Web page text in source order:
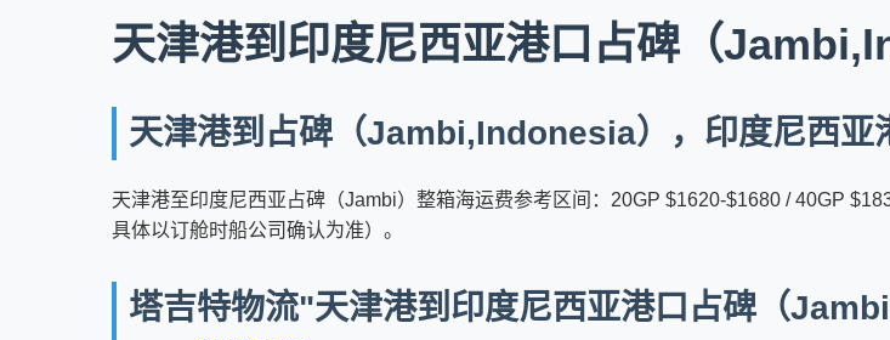
天津港到印度尼西亚港口占碑（
天津港到占碑（Jambi,Indonesia），印度尼西亚
天津港至印度尼西亚占碑（Jambi）整箱海运费参考区间：20GP $1620-$1680 / 40GP
具体以订舱时船公司确认为准）。
塔吉特物流"天津港到印度尼西亚港口占碑（